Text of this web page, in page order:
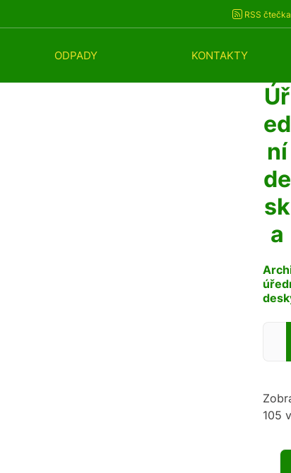
RSS čtečka
ODPADY KONTAKTY
Úř
ed
ní
de
sk
a
105